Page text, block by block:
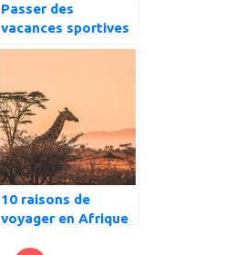
Passer des
vacances sportives
en famille : quelles
France ?
10 raisons de
voyager en Afrique